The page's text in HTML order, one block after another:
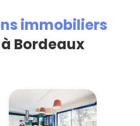
immobiliers
Bordeaux